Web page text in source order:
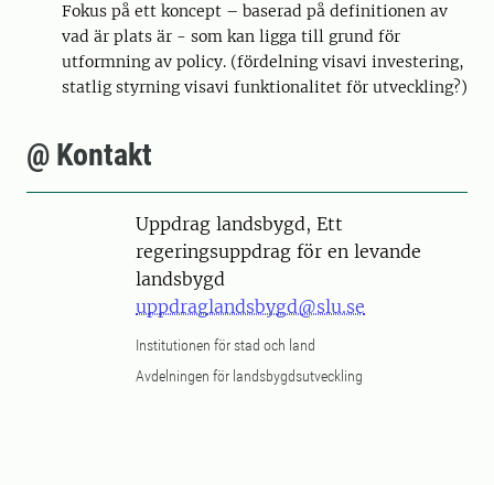
Fokus på ett koncept – baserad på definitionen av
vad är plats är - som kan ligga till grund för
utformning av policy. (fördelning visavi investering,
statlig styrning visavi funktionalitet för utveckling?)
@ Kontakt
Uppdrag landsbygd, Ett
regeringsuppdrag för en levande
landsbygd
uppdraglandsbygd@slu.se
Institutionen för stad och land
Avdelningen för landsbygdsutveckling